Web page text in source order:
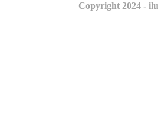
Copyright 2024 -